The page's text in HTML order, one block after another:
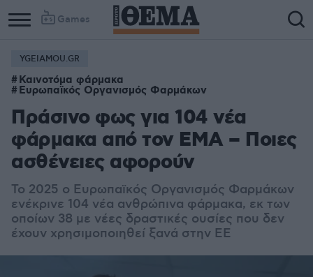
Games
Column
1
Column
2
YGEIAMOU.GR
Καινοτόμα φάρμακα
Ευρωπαϊκός Οργανισμός Φαρμάκων
Πράσινο φως για 104 νέα
φάρμακα από τον ΕΜΑ – Ποιες
ασθένειες αφορούν
Το 2025 ο Ευρωπαϊκός Οργανισμός Φαρμάκων
ενέκρινε 104 νέα ανθρώπινα φάρμακα, εκ των
οποίων 38 με νέες δραστικές ουσίες που δεν
έχουν χρησιμοποιηθεί ξανά στην ΕΕ